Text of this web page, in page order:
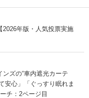
2026年版・人気投票実施
ズの“車内遮光カーテ
安心」「ぐっすり眠れま
チ：2ページ目